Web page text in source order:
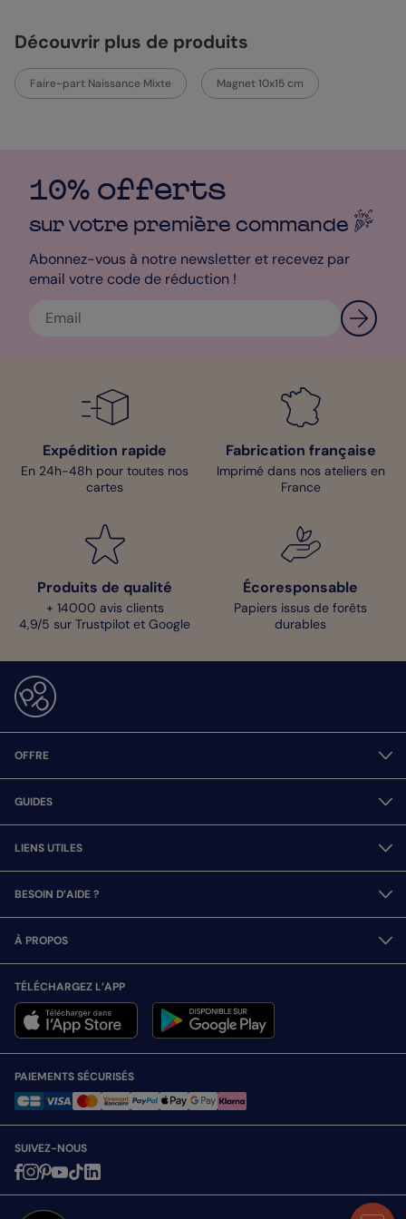
pour l’envoi “Chez mon destinataire”. Bien sûr, pour la moindre
question, contactez notre service client, qui fera tout pour
répondre favorablement à vos demandes. Belle création !
Découvrir plus de produits
Faire-part Naissance Mixte Magnet 10x15 cm
10% offerts
sur votre première commande
Abonnez-vous à notre newsletter et recevez par
email votre code de réduction !
Expédition rapide
En 24h-48h pour toutes nos
cartes
Fabrication française
Imprimé dans nos ateliers en
France
Produits de qualité
+ 14000 avis clients
4,9/5 sur Trustpilot et Google
Écoresponsable
Papiers issus de forêts
durables
OFFRE
GUIDES
LIENS UTILES
BESOIN D’AIDE ?
À PROPOS
TÉLÉCHARGEZ L’APP
PAIEMENTS SÉCURISÉS
SUIVEZ-NOUS